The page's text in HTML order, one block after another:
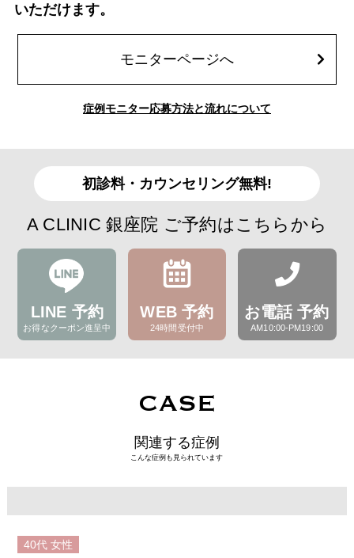
いただけます。
モニターページへ
症例モニター応募方法と流れについて
初診料・カウンセリング無料!
A CLINIC 銀座院 ご予約はこちらから
LINE 予約
お得なクーポン進呈中
WEB 予約
24時間受付中
お電話 予約
AM10:00-PM19:00
CASE
関連する症例
こんな症例も見られています
40代 女性